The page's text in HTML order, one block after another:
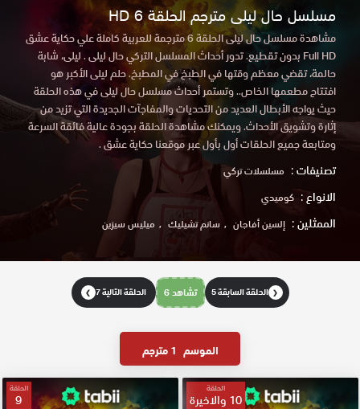
مسلسل حال ليلى مترجم الحلقة 6 HD
مشاهدة مسلسل حال ليلى الحلقة 6 مترجمة للعربية كاملة علي حكاية عشق
Full HD بدون تقطيع. تدور أحداث المسلسل التركي حال ليلى . ليلى، شابة
حالمة، تقضي معظم وقتها في الطبخ في المطبخ. حلم ليلى الأكبر هو
افتتاح مطعمها الخاص.. وتستمر أحداث مسلسل حال ليلى في هذه الحلقة
حيث يواجه الأبطال العديد من التحديات والمفاجآت الجديدة التي تزيد من
إثارة وتشويق الأحداث. ويمكنك مشاهدة الحلقة بجودة عالية فائقة السرعة
ومتابعة جميع الحلقات أول بأول عبر موقعنا حكاية عشق .
تصنيفات : مسلسلات تركي
الانواع : كوميدي
الممثلين : إلسين أفاجان سانم تشيليك ميليس سيزين
❮ الحلقة السابقة 5 تشاهد 6 الحلقة التالية 7 ❯
الموسم 1 مترجم
الحلقة
10 والاخيرة
الحلقة
9